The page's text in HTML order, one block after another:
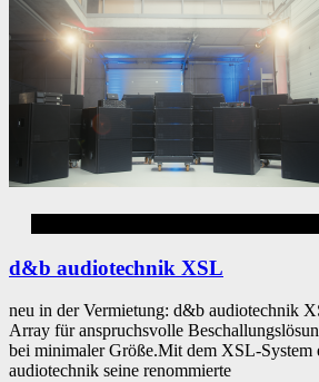
d&b audiotechnik XSL
neu in der Vermietung: d&b audiotechnik
Array für anspruchsvolle
bei minimaler Größe.Mit dem XSL-System
audiotechnik seine renommierte